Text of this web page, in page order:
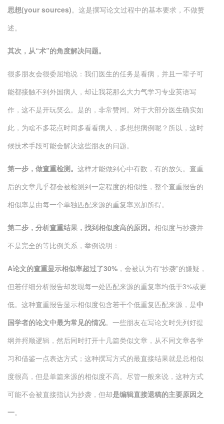
思想(your sources)。这是撰写论文过程中的基本要求，不做赘
述。
其次，从“术”的角度解决问题。
很多朋友会很委屈地说：我们医生的任务是看病，并且一辈子可
能都接触不到外国病人，却让我花那么大力气学习专业英语写
作，这不是开玩笑么。是的，非常赞同。对于大部分医生确实如
此，为啥不多花点时间多看看病人，多想想病例呢？所以，这时
候技术手段可能会解决这些朋友的问题。
第一步 ，做查重检测。 这样才能做到心中有数，有的放矢。查重
后的文章几乎都会被检测到一定程度的相似性，整个查重报告的
相似率是由每一个单独匹配来源的重复率累加所得。
第二步，分析查重结果 ，找到相似度高的原因。 相似度与抄袭并
不是完全的等比例关系，举例说明：
A论文的查重显示相似率超过了30% ，会被认为有“抄袭”的嫌疑，
但若仔细分析报告却发现每一处匹配来源的重复率均低于3%或更
低。这种查重报告显示相似度包含若干个低重复匹配来源，是中
国学者的论文中最为常见的情况。一些朋友在写论文时先列好提
纲并捋顺逻辑，然后同时打开十几篇类似文章，从不同文章各学
习和借鉴一点表达方式；这种撰写方式的最直接结果就是总相似
度很高，但是单篇来源的相似度不高。尽管一般来说，这种方式
可能不会被直接指认为抄袭，但却是编辑直接退稿的主要原因之
一。